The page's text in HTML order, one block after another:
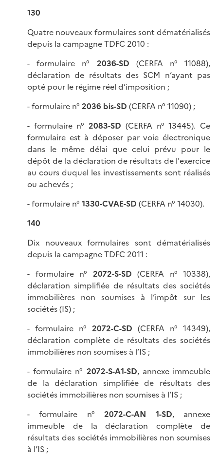
130
Quatre nouveaux formulaires sont dématérialisés
depuis la campagne TDFC 2010 :
- formulaire n° 2036-SD (CERFA n° 11088),
déclaration de résultats des SCM n’ayant pas
opté pour le régime réel d’imposition ;
- formulaire n° 2036 bis-SD (CERFA n° 11090) ;
- formulaire n° 2083-SD (CERFA n° 13445). Ce
formulaire est à déposer par voie électronique
dans le même délai que celui prévu pour le
dépôt de la déclaration de résultats de l'exercice
au cours duquel les investissements sont réalisés
ou achevés ;
- formulaire n° 1330-CVAE-SD (CERFA n° 14030).
140
Dix nouveaux formulaires sont dématérialisés
depuis la campagne TDFC 2011 :
- formulaire n° 2072-S-SD (CERFA n° 10338),
déclaration simplifiée de résultats des sociétés
immobilières non soumises à l’impôt sur les
sociétés (IS) ;
- formulaire n° 2072-C-SD (CERFA n° 14349),
déclaration complète de résultats des sociétés
immobilières non soumises à l’IS ;
- formulaire n° 2072-S-A1-SD, annexe immeuble
de la déclaration simplifiée de résultats des
sociétés immobilières non soumises à l’IS ;
- formulaire n°2072-C-AN 1-SD, annexe
immeuble de la déclaration complète de
résultats des sociétés immobilières non soumises
à l’IS ;